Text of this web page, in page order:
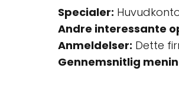
Specialer:
Andre interessante
Anmeldelser: Dette
Gennemsnitlig